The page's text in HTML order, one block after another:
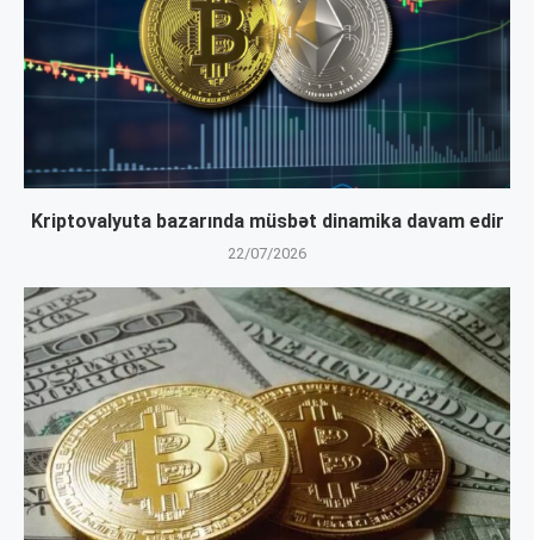
Kriptovalyuta bazarında müsbət dinamika davam edir
22/07/2026